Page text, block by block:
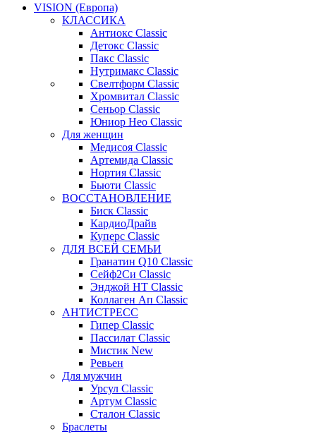
VISION (Европа)
КЛАССИКА
Антиокс Classic
Детокс Classic
Пакс Classic
Нутримакс Classic
Свелтформ Classic
Хромвитал Classic
Сеньор Classic
Юниор Нео Classic
Для женщин
Медисоя Classic
Артемида Classic
Нортия Classic
Бьюти Classic
ВОССТАНОВЛЕНИЕ
Биск Classic
КардиоДрайв
Куперс Classic
ДЛЯ ВСЕЙ СЕМЬИ
Гранатин Q10 Classic
Сейф2Си Classic
Энджой НТ Classic
Коллаген Ап Classic
АНТИСТРЕСС
Гипер Classic
Пассилат Classic
Мистик New
Ревьен
Для мужчин
Урсул Classic
Артум Classic
Сталон Classic
Браслеты